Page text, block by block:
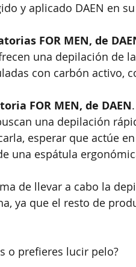
y aplicado DAEN en
FOR MEN, de
una depilación de
con carbón activo,
FOR MEN, de DAEN
una depilación
esperar que actúe
una espátula
de llevar a cabo la
ya que el resto de
o prefieres lucir pelo?